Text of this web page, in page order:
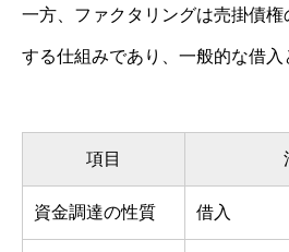
一方、ファクタリングは売掛債
する仕組みであり、一般的な借入
項目
資金調達の性質 借入